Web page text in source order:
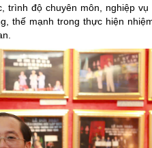
trình độ chuyên môn, nghiệp vụ
thế mạnh trong thực hiện